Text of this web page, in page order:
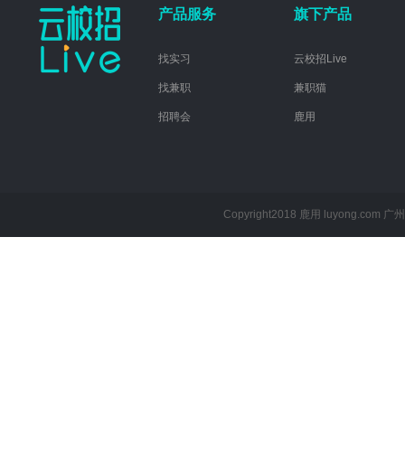
产品服务
找实习
找兼职
招聘会
旗下产品
云校招Live
兼职猫
鹿用
Copyright2018 鹿用 luyong.com 广